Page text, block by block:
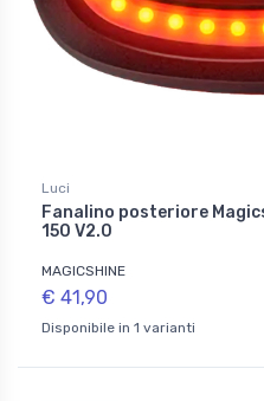
Luci
Fanalino posteriore
150 V2.0
MAGICSHINE
€ 41,90
Disponibile in 1 varianti